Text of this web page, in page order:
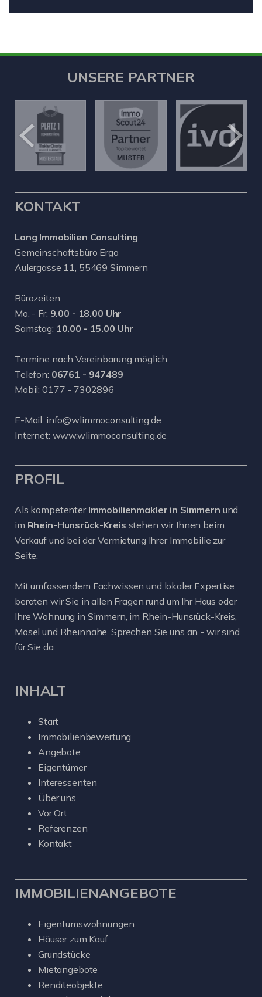
UNSERE PARTNER
KONTAKT
Lang Immobilien Consulting
Gemeinschaftsbüro Ergo
Aulergasse 11, 55469 Simmern
Bürozeiten:
Mo. - Fr. 9.00 - 18.00 Uhr
Samstag: 10.00 - 15.00 Uhr
Termine nach Vereinbarung möglich.
Telefon: 06761 - 947489
Mobil: 0177 - 7302896
E-Mail: info@wlimmoconsulting.de
Internet: www.wlimmoconsulting.de
PROFIL
Als kompetenter Immobilienmakler in Simmern und
im Rhein-Hunsrück-Kreis stehen wir Ihnen beim
Verkauf und bei der Vermietung Ihrer Immobilie zur
Seite.
Mit umfassendem Fachwissen und lokaler Expertise
beraten wir Sie in allen Fragen rund um Ihr Haus oder
Ihre Wohnung in Simmern, im Rhein-Hunsrück-Kreis,
Mosel und Rheinnähe. Sprechen Sie uns an - wir sind
für Sie da.
INHALT
Start
Immobilienbewertung
Angebote
Eigentümer
Interessenten
Über uns
Vor Ort
Referenzen
Kontakt
IMMOBILIENANGEBOTE
Eigentumswohnungen
Häuser zum Kauf
Grundstücke
Mietangebote
Renditeobjekte